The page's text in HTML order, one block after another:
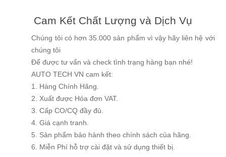
Cam Kết Chất Lượng và Dịch Vụ
Chúng tôi có hơn 35.000 sản phẩm vì vậy hãy liên hệ với
chúng tôi
Để được tư vấn và check tình trạng hàng bạn nhé!
AUTO TECH VN cam kết:
1. Hàng Chính Hãng.
2. Xuất được Hóa đơn VAT.
3. Cấp CO/CQ đầy đủ.
4. Giá cạnh tranh.
5. Sản phẩm bảo hành theo chính sách của hãng.
6. Miễn Phí hỗ trợ cài đặt và sử dụng thiết bị.